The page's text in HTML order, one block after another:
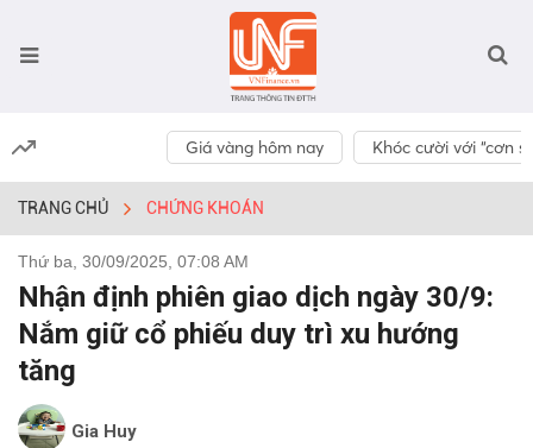
Giá vàng hôm nay Khóc cười với “cơn
TRANG CHỦ CHỨNG KHOÁN
Thứ ba, 30/09/2025, 07:08 AM
Nhận định phiên giao dịch ngày 30/9:
Nắm giữ cổ phiếu duy trì xu hướng
tăng
Gia Huy